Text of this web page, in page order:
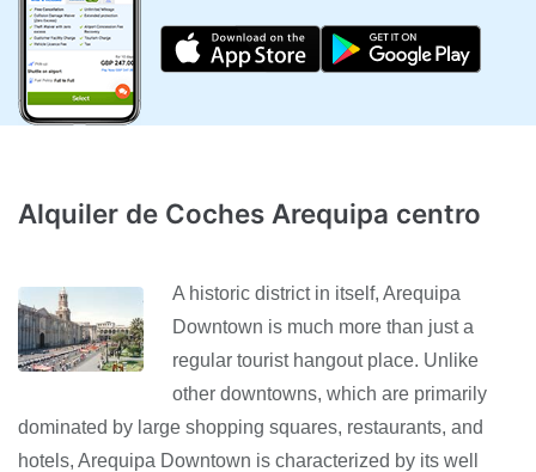
Alquiler de Coches Arequipa centro
A historic district in itself, Arequipa
Downtown is much more than just a
regular tourist hangout place. Unlike
other downtowns, which are primarily
dominated by large shopping squares, restaurants, and
hotels, Arequipa Downtown is characterized by its well